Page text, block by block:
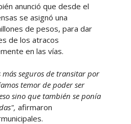
anunció que desde el
se asignó una
de pesos, para dar
de los atracos
en las vías.
más seguros de transitar por
temor de poder ser
sino que también se ponía
afirmaron